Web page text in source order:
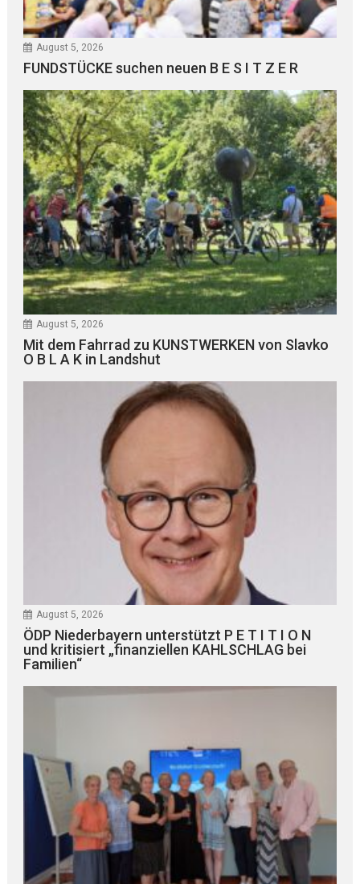
August 5, 2026
FUNDSTÜCKE suchen neuen B E S I T Z E R
August 5, 2026
Mit dem Fahrrad zu KUNSTWERKEN von Slavko
O B L A K in Landshut
August 5, 2026
ÖDP Niederbayern unterstützt P E T I T I O N
und kritisiert „finanziellen KAHLSCHLAG bei
Familien“